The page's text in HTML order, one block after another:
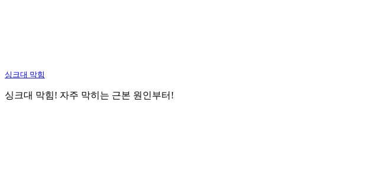
싱크대 막힘
싱크대 막힘! 자주 막히는 근본 원인부터!